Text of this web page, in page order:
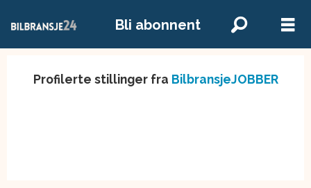
Bli abonnent
Profilerte stillinger fra BilbransjeJOBBER